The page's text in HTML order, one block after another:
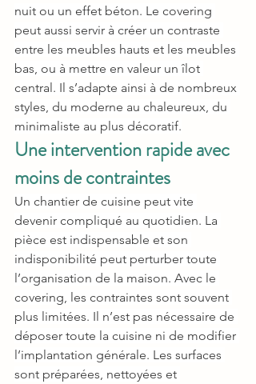
nuit ou un effet béton. Le covering
peut aussi servir à créer un contraste
entre les meubles hauts et les meubles
bas, ou à mettre en valeur un îlot
central. Il s’adapte ainsi à de nombreux
styles, du moderne au chaleureux, du
minimaliste au plus décoratif.
Une intervention rapide avec
moins de contraintes
Un chantier de cuisine peut vite
devenir compliqué au quotidien. La
pièce est indispensable et son
indisponibilité peut perturber toute
l’organisation de la maison. Avec le
covering, les contraintes sont souvent
plus limitées. Il n’est pas nécessaire de
déposer toute la cuisine ni de modifier
l’implantation générale. Les surfaces
sont préparées, nettoyées et